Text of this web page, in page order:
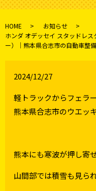
HOME
お知らせ
ホンダ オデッセイ スタッドレス
ー）│熊本県合志市の自動車整
2024/12/27
軽トラックからフェラ
熊本県合志市のウエッ
熊本にも寒波が押し寄
山間部では積雪も見ら